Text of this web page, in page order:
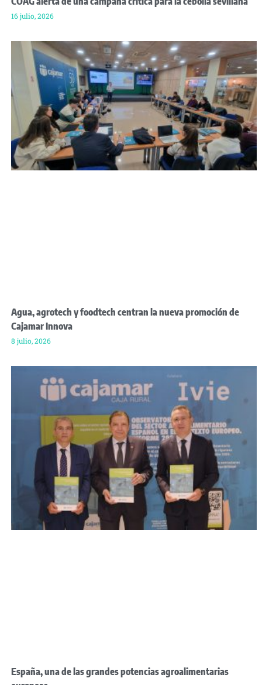
16 julio, 2026
Agua, agrotech y foodtech centran la nueva promoción de
Cajamar Innova
8 julio, 2026
España, una de las grandes potencias agroalimentarias